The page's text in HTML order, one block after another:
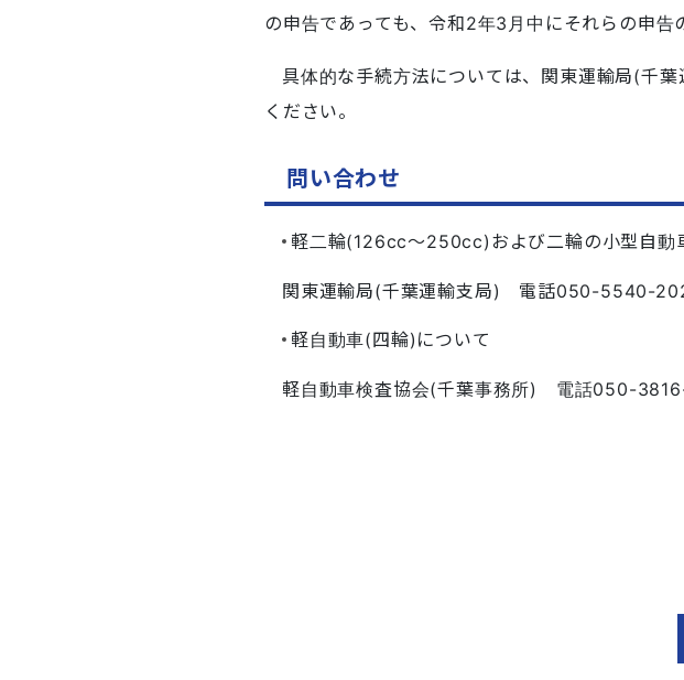
の申告であっても、令和2年3月中にそれらの申告
具体的な手続方法については、関東運輸局(千
ください。
問い合わせ
軽二輪(126cc～250cc)および二輪の小型自動
関東運輸局(千葉運輸支局) 電話050-5540-
軽自動車(四輪)について
軽自動車検査協会(千葉事務所) 電話050-